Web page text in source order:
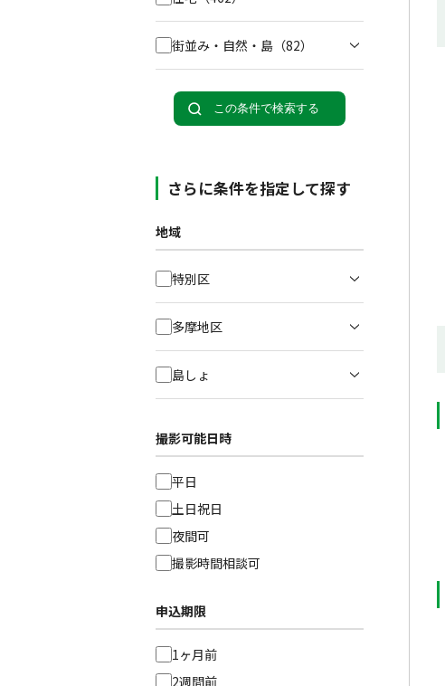
街並み・自然・島 （82）
この条件で検索する
さらに条件を指定して探す
地域
特別区
多摩地区
島しょ
撮影可能日時
平日
土日祝日
夜間可
撮影時間相談可
申込期限
1ヶ月前
2週間前